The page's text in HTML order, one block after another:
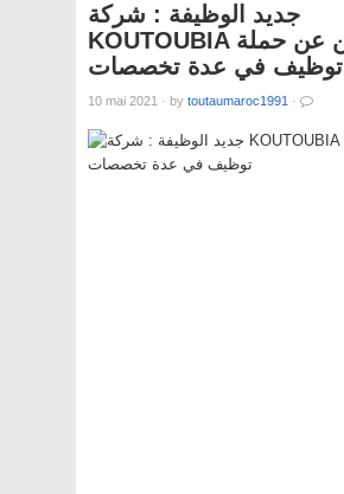
جديد الوظيفة : شركة
KOUTOUBIA تعلن عن حملة
توظيف في عدة تخصصات
10 mai 2021 · by toutaumaroc1991 ·